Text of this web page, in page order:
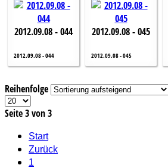
2012.09.08 - 044
2012.09.08 - 044
2012.09.08 - 045
2012.09.08 - 045
Reihenfolge
Seite 3 von 3
Start
Zurück
1